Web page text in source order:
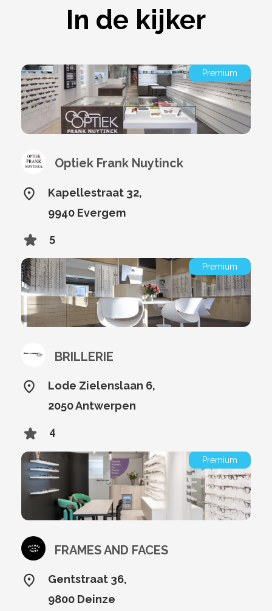
In de kijker
Premium
Optiek Frank Nuytinck
Kapellestraat 32,
9940 Evergem
5
Premium
BRILLERIE
Lode Zielenslaan 6,
2050 Antwerpen
4
Premium
FRAMES AND FACES
Gentstraat 36,
9800 Deinze